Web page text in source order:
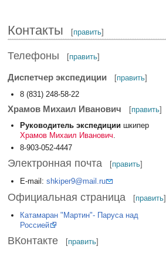
Контакты [править]
Телефоны [править]
Диспетчер экспедиции [править]
8 (831) 248-58-22
Храмов Михаил Иванович [править]
Руководитель экспедиции шкипер
Храмов Михаил Иванович.
8-903-052-4447
Электронная почта [править]
E-mail: shkiper9@mail.ru
Официальная страница [править]
Катамаран "Мартин"- Паруса над
Россией
ВКонтакте [править]